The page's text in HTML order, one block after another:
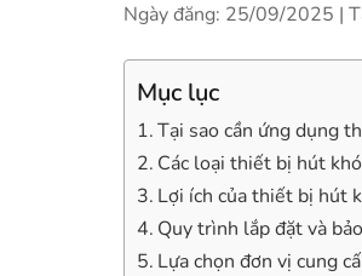
Ngày đăng: 25/09/2025 |
Mục lục
Tại sao cần ứng dụng
Các loại thiết bị hút
Lợi ích của thiết bị hút
Quy trình lắp đặt và
Lựa chọn đơn vị cung